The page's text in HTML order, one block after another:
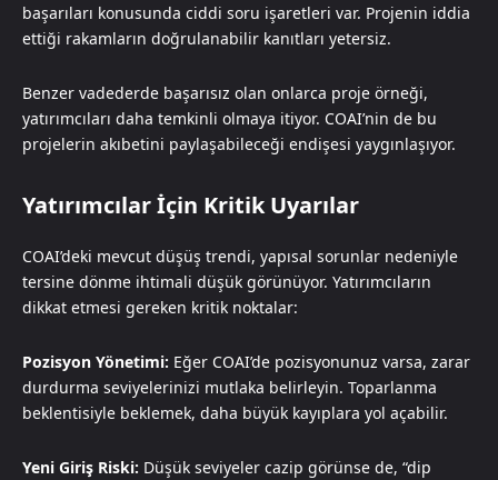
başarıları konusunda ciddi soru işaretleri var. Projenin iddia
ettiği rakamların doğrulanabilir kanıtları yetersiz.
Benzer vadederde başarısız olan onlarca proje örneği,
yatırımcıları daha temkinli olmaya itiyor. COAI’nin de bu
projelerin akıbetini paylaşabileceği endişesi yaygınlaşıyor.
Yatırımcılar İçin Kritik Uyarılar
COAI’deki mevcut düşüş trendi, yapısal sorunlar nedeniyle
tersine dönme ihtimali düşük görünüyor. Yatırımcıların
dikkat etmesi gereken kritik noktalar:
Pozisyon Yönetimi: Eğer COAI’de pozisyonunuz varsa, zarar
durdurma seviyelerinizi mutlaka belirleyin. Toparlanma
beklentisiyle beklemek, daha büyük kayıplara yol açabilir.
Yeni Giriş Riski: Düşük seviyeler cazip görünse de, “dip